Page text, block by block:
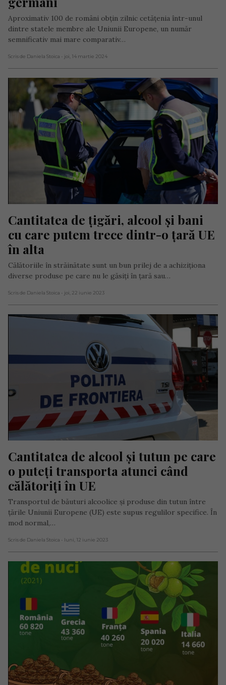
Aproximativ 100 de români obțin zilnic cetățenia într-unul
dintre statele membre ale Uniunii Europene, un număr
semnificativ mai mare comparativ…
Scris de Daniela Stoica - joi, 14 martie 2024
Cantitatea de țigări, alcool și bani
cu care putem trece dintr-o țară UE
în alta
Călătoriile în străinătate sunt un bun prilej de a achiziţiona
diverse produse pe care nu le găsiţi în ţară sau…
Scris de Daniela Stoica - joi, 22 iunie 2023
Cantitatea de alcool și tutun pe care
o puteți transporta atunci când
călătoriți în UE
Transportul de băuturi alcoolice și produse din tutun între
țările Uniunii Europene (UE) este supus regulilor specifice. În
mod normal,…
Scris de Daniela Stoica - luni, 12 iunie 2023